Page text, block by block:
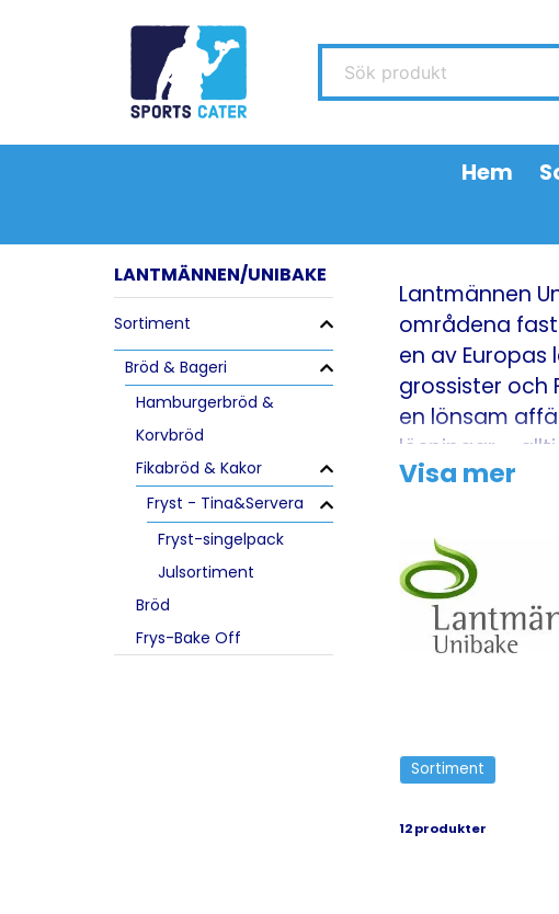
Sök produkt
Hem
LANTMÄNNEN/UNIBAKE
Sortiment
Bröd & Bageri
Hamburgerbröd &
Korvbröd
Fikabröd & Kakor
Fryst - Tina&Servera
Fryst-singelpack
Julsortiment
Bröd
Frys-Bake Off
Lantmännen
områdena
en av
grossister och
en lönsam
lösningar –
Visa mer
Sortiment
12 produkter